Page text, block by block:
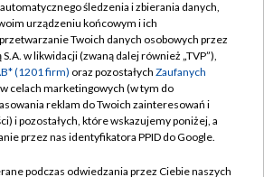
TVP
TVP
Cyfrowa
Regulamin TVP
Polityka prywatności
Moje zgody
Pomoc
śledzenia i zbierania danych,
urządzeniu końcowym i ich
Twoich danych osobowych przez
w likwidacji (zwaną dalej również „TVP”),
(1201 firm) oraz pozostałych Zaufanych
celach marketingowych (w tym do
reklam do Twoich zainteresowań i
i pozostałych, które wskazujemy poniżej, a
przez nas identyfikatora PPID do Google.
podczas odwiedzania przez Ciebie naszych